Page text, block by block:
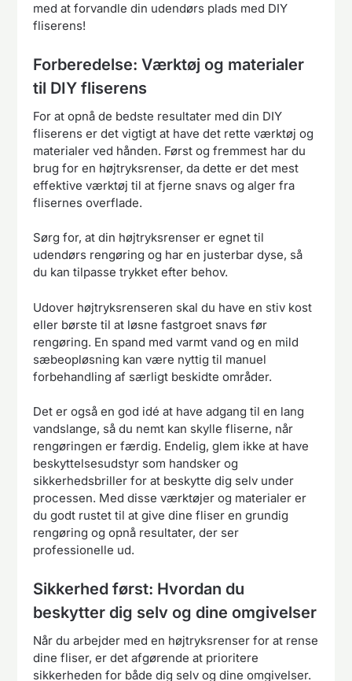
med at forvandle din udendørs plads med DIY
fliserens!
Forberedelse: Værktøj og materialer
til DIY fliserens
For at opnå de bedste resultater med din DIY
fliserens er det vigtigt at have det rette værktøj og
materialer ved hånden. Først og fremmest har du
brug for en højtryksrenser, da dette er det mest
effektive værktøj til at fjerne snavs og alger fra
flisernes overflade.
Sørg for, at din højtryksrenser er egnet til
udendørs rengøring og har en justerbar dyse, så
du kan tilpasse trykket efter behov.
Udover højtryksrenseren skal du have en stiv kost
eller børste til at løsne fastgroet snavs før
rengøring. En spand med varmt vand og en mild
sæbeopløsning kan være nyttig til manuel
forbehandling af særligt beskidte områder.
Det er også en god idé at have adgang til en lang
vandslange, så du nemt kan skylle fliserne, når
rengøringen er færdig. Endelig, glem ikke at have
beskyttelsesudstyr som handsker og
sikkerhedsbriller for at beskytte dig selv under
processen. Med disse værktøjer og materialer er
du godt rustet til at give dine fliser en grundig
rengøring og opnå resultater, der ser
professionelle ud.
Sikkerhed først: Hvordan du
beskytter dig selv og dine omgivelser
Når du arbejder med en højtryksrenser for at rense
dine fliser, er det afgørende at prioritere
sikkerheden for både dig selv og dine omgivelser.